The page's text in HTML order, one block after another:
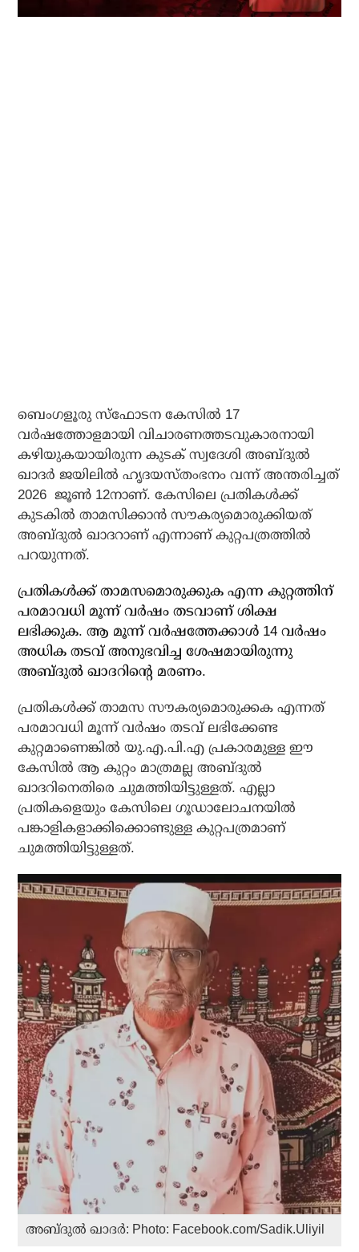
ബെംഗളൂരു സ്ഫോടന കേസില്‍ 17
വര്‍ഷത്തോളമായി വിചാരണത്തടവുകാരനായി
കഴിയുകയായിരുന്ന കുടക് സ്വദേശി അബ്ദുല്‍
ഖാദര്‍ ജയിലില്‍ ഹൃദയസ്തംഭനം വന്ന് അന്തരിച്ചത്
2026 ജൂണ്‍ 12നാണ്. കേസിലെ പ്രതികള്‍ക്ക്
കുടകില്‍ താമസിക്കാന്‍ സൗകര്യമൊരുക്കിയത്
അബ്ദുല്‍ ഖാദറാണ്‌ എന്നാണ് കുറ്റപത്രത്തില്‍
പറയുന്നത്.
പ്രതികള്‍ക്ക് താമസമൊരുക്കുക എന്ന കുറ്റത്തിന്
പരമാവധി മൂന്ന് വര്‍ഷം തടവാണ് ശിക്ഷ
ലഭിക്കുക. ആ മൂന്ന് വര്‍ഷത്തേക്കാള്‍ 14 വര്‍ഷം
അധിക തടവ് അനുഭവിച്ച ശേഷമായിരുന്നു
അബ്ദുല്‍ ഖാദറിന്റെ മരണം.
പ്രതികള്‍ക്ക് താമസ സൗകര്യമൊരുക്കക എന്നത്
പരമാവധി മൂന്ന് വര്‍ഷം തടവ് ലഭിക്കേണ്ട
കുറ്റമാണെങ്കില്‍ യു.എ.പി.എ പ്രകാരമുള്ള ഈ
കേസില്‍ ആ കുറ്റം മാത്രമല്ല അബ്ദുൽ
ഖാദറിനെതിരെ ചുമത്തിയിട്ടുള്ളത്. എല്ലാ
പ്രതികളെയും കേസിലെ ഗൂഡാലോചനയില്‍
പങ്കാളികളാക്കിക്കൊണ്ടുള്ള കുറ്റപത്രമാണ്
ചുമത്തിയിട്ടുള്ളത്.
അബ്ദുല്‍ ഖാദർ: Photo: Facebook.com/Sadik.Uliyil